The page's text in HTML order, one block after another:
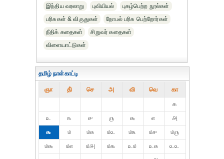
இந்திய வரலாறு
புவியியல்
புகழ்பெற்ற நூல்கள்
பரிசுகள் & விருதுகள்
நோபல் பரிசு‎ பெற்றோர்‎கள்
நீதிக் கதைகள்
சிறுவர் கதைகள்
விளையாட்டுகள்
தமிழ் நாள்காட்டி
ஞா தி் செ அ வி வெ கா
௧
௨
௩ ௪ ௫ ௬ ௭
௮
௯
௰ ௰௧ ௰௨ ௰௩ ௰௪
௰௫
௰௬
௰௭ ௰௮ ௰௯ ௨௰ ௨௧
௨௨